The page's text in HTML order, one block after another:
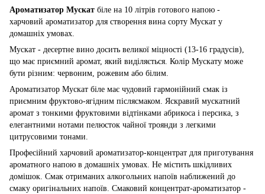
Ароматизатор Мускат біле на 10 літрів готового напою -
харчовий ароматизатор для створення вина сорту Мускат у
домашніх умовах.
Мускат - десертне вино досить великої міцності (13-16 градусів),
що має приємний аромат, який виділяється. Колір Мускату може
бути різним: червоним, рожевим або білим.
Ароматизатор Мускат біле має чудовий гармонійний смак із
приємним фруктово-ягідним післясмаком. Яскравий мускатний
аромат з тонкими фруктовими відтінками абрикоса і персика, з
елегантними нотами пелюсток чайної троянди з легкими
цитрусовими тонами.
Професійний харчовий ароматизатор-концентрат для приготування
ароматного напою в домашніх умовах. Не містить шкідливих
домішок. Смак отриманих алкогольних напоїв наближений до
смаку оригінальних напоїв. Смаковий концентрат-ароматизатор -